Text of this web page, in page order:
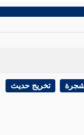
تخريج حديث